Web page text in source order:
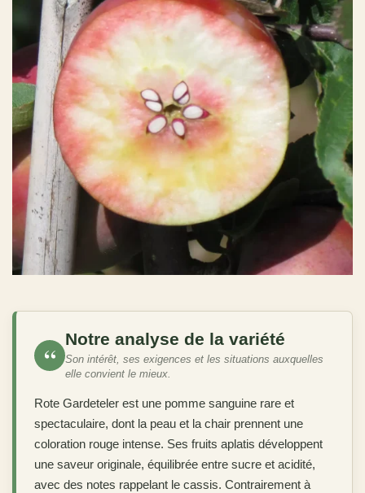
“
Notre analyse de la variété
Son intérêt, ses exigences et les situations auxquelles
elle convient le mieux.
Rote Gardeteler est une pomme sanguine rare et
spectaculaire, dont la peau et la chair prennent une
coloration rouge intense. Ses fruits aplatis développent
une saveur originale, équilibrée entre sucre et acidité,
avec des notes rappelant le cassis. Contrairement à